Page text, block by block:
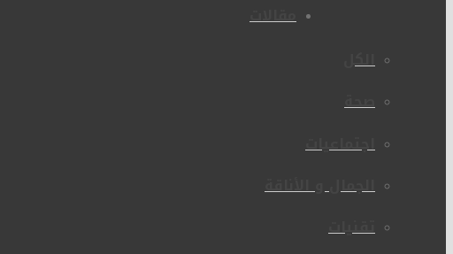
مقالات
الكل
صحة
اجتماعيات
الجمال و الأناقة
تقنيات